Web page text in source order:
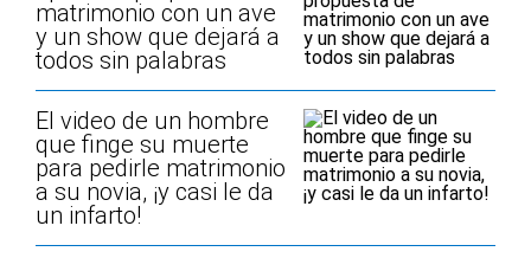
matrimonio con un ave
y un show que dejará a
todos sin palabras
El video de un hombre
que finge su muerte
para pedirle matrimonio
a su novia, ¡y casi le da
un infarto!